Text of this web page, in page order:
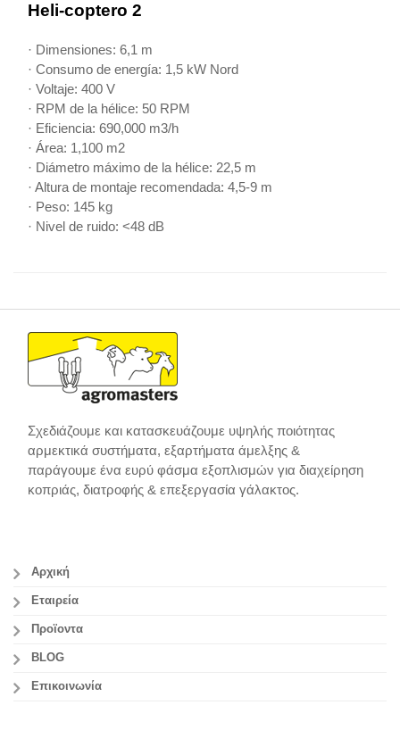
Heli-coptero 2
· Dimensiones: 6,1 m
· Consumo de energía: 1,5 kW Nord
· Voltaje: 400 V
· RPM de la hélice: 50 RPM
· Eficiencia: 690,000 m3/h
· Área: 1,100 m2
· Diámetro máximo de la hélice: 22,5 m
· Altura de montaje recomendada: 4,5-9 m
· Peso: 145 kg
· Nivel de ruido: <48 dB
Σχεδιάζουμε και κατασκευάζουμε υψηλής ποιότητας
αρμεκτικά συστήματα, εξαρτήματα άμελξης &
παράγουμε ένα ευρύ φάσμα εξοπλισμών για διαχείρηση
κοπριάς, διατροφής & επεξεργασία γάλακτος.
Αρχική
Εταιρεία
Προϊοντα
BLOG
Επικοινωνία